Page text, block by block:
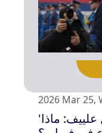
2026 Mar 25,
'الغزو الصربي' من قبل علييف: ماذا